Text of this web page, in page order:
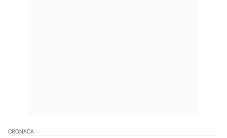
CRONACA